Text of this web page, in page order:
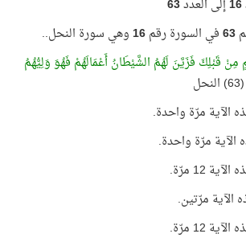
16إلى العدد63
63في السورة رقم16وهي سورة النحل..
مِنْ قَبْلِكَ فَزَيَّنَ لَهُمُ الشَّيْطَانُ أَعْمَالَهُمْ فَهُوَ وَلِيُّهُمُ
(63) النحل
الآية مرّة واحدة.
مرّة واحدة.
12 مرّة.
الآية مرّتين.
12 مرّة.